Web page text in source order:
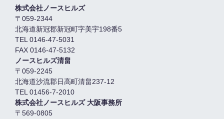
株式会社ノースヒルズ
〒059-2344
北海道新冠郡新冠町字美宇198番5
TEL 0146-47-5031
FAX 0146-47-5132
ノースヒルズ清畠
〒059-2245
北海道沙流郡日高町清畠237-12
TEL 01456-7-2010
株式会社ノースヒルズ 大阪事務所
〒569-0805